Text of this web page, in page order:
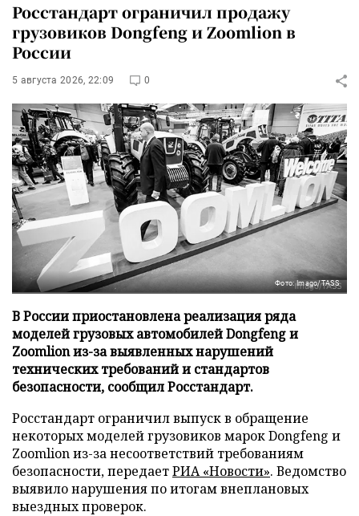
Росстандарт ограничил продажу
грузовиков Dongfeng и Zoomlion в
России
5 августа 2026, 22:09 0
Фото: Imago/TASS
В России приостановлена реализация ряда
моделей грузовых автомобилей Dongfeng и
Zoomlion из-за выявленных нарушений
технических требований и стандартов
безопасности, сообщил Росстандарт.
Росстандарт ограничил выпуск в обращение
некоторых моделей грузовиков марок Dongfeng и
Zoomlion из-за несоответствий требованиям
безопасности, передаетРИА «Новости». Ведомство
выявило нарушения по итогам внеплановых
выездных проверок.